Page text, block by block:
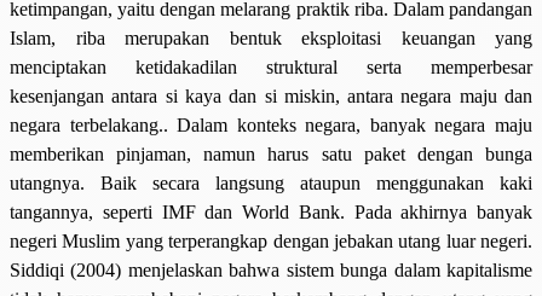
ketimpangan, yaitu dengan melarang praktik riba. Dalam pandangan
Islam, riba merupakan bentuk eksploitasi keuangan yang
menciptakan ketidakadilan struktural serta memperbesar
kesenjangan antara si kaya dan si miskin, antara negara maju dan
negara terbelakang.. Dalam konteks negara, banyak negara maju
memberikan pinjaman, namun harus satu paket dengan bunga
utangnya. Baik secara langsung ataupun menggunakan kaki
tangannya, seperti IMF dan World Bank. Pada akhirnya banyak
negeri Muslim yang terperangkap dengan jebakan utang luar negeri.
Siddiqi (2004) menjelaskan bahwa sistem bunga dalam kapitalisme